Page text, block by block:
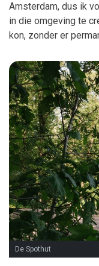
Amsterdam, dus ik
in die omgeving te
kon, zonder er
De Spothut